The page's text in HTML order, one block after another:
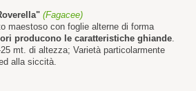
(Fagacee)
maestoso con foglie alterne di forma
producono le caratteristiche ghiande.
25 mt. di altezza; Varietà particolarmente
alla siccità.